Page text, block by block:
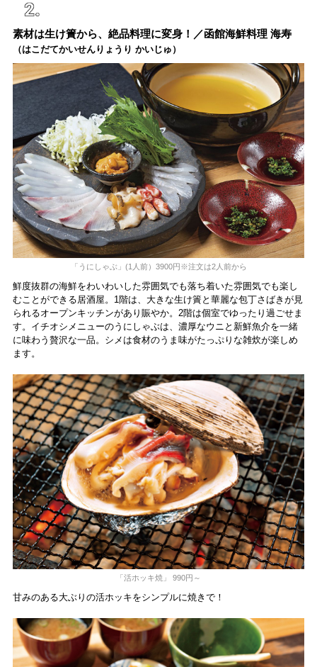
素材は生け簀から、絶品料理に変身！／函館海鮮料理 海寿
（はこだてかいせんりょうり かいじゅ）
「うにしゃぶ」(1人前）3900円※注文は2人前から
鮮度抜群の海鮮をわいわいした雰囲気でも落ち着いた雰囲気でも楽し
むことができる居酒屋。1階は、大きな生け簀と華麗な包丁さばきが見
られるオープンキッチンがあり賑やか。2階は個室でゆったり過ごせま
す。イチオシメニューのうにしゃぶは、濃厚なウニと新鮮魚介を一緒
に味わう贅沢な一品。シメは食材のうま味がたっぷりな雑炊が楽しめ
ます。
「活ホッキ焼」 990円～
甘みのある大ぶりの活ホッキをシンプルに焼きで！